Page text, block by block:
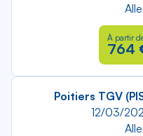
À partir
764
Poitiers TGV
12/03/